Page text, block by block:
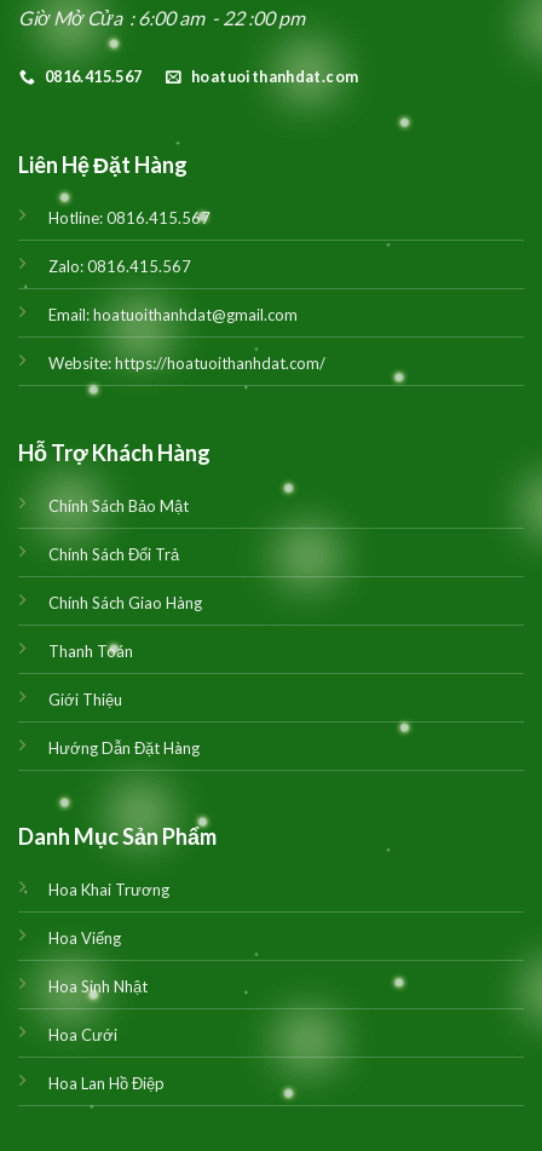
Giờ Mở Cửa : 6:00 am - 22 :00 pm
0816.415.567 hoatuoithanhdat.com
Liên Hệ Đặt Hàng
Hotline:0816.415.567
Zalo:0816.415.567
Email:hoatuoithanhdat@gmail.com
Website:https://hoatuoithanhdat.com/
Hỗ Trợ Khách Hàng
Chính Sách Bảo Mật
Chính Sách Đổi Trả
Chính Sách Giao Hàng
Thanh Toán
Giới Thiệu
Hướng Dẫn Đặt Hàng
Danh Mục Sản Phẩm
Hoa Khai Trương
Hoa Viếng
Hoa Sinh Nhật
Hoa Cưới
Hoa Lan Hồ Điệp